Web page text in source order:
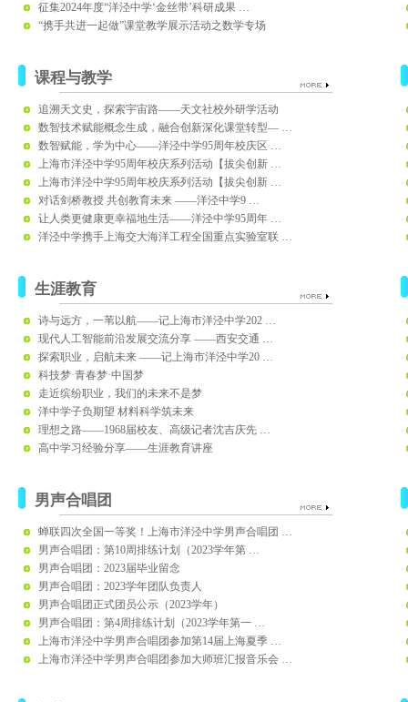
征集2024年度“洋泾中学‘金丝带’科研成果 …
“携手共进一起做”课堂教学展示活动之数学专场
课程与教学
追溯天文史，探索宇宙路——天文社校外研学活动
数智技术赋能概念生成，融合创新深化课堂转型— …
数智赋能，学为中心——洋泾中学95周年校庆区 …
上海市洋泾中学95周年校庆系列活动【拔尖创新 …
上海市洋泾中学95周年校庆系列活动【拔尖创新 …
对话剑桥教授 共创教育未来 ——洋泾中学9 …
让人类更健康更幸福地生活——洋泾中学95周年 …
洋泾中学携手上海交大海洋工程全国重点实验室联 …
生涯教育
诗与远方，一苇以航——记上海市洋泾中学202 …
现代人工智能前沿发展交流分享 ——西安交通 …
探索职业，启航未来 ——记上海市洋泾中学20 …
科技梦·青春梦·中国梦
走近缤纷职业，我们的未来不是梦
洋中学子负期望 材料科学筑未来
理想之路——1968届校友、高级记者沈吉庆先 …
高中学习经验分享——生涯教育讲座
男声合唱团
蝉联四次全国一等奖！上海市洋泾中学男声合唱团 …
男声合唱团：第10周排练计划（2023学年第 …
男声合唱团：2023届毕业留念
男声合唱团：2023学年团队负责人
男声合唱团正式团员公示（2023学年）
男声合唱团：第4周排练计划（2023学年第一 …
上海市洋泾中学男声合唱团参加第14届上海夏季 …
上海市洋泾中学男声合唱团参加大师班汇报音乐会 …